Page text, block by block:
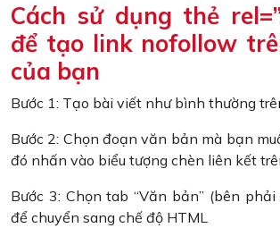
Cách sử dụng thẻ
để tạo link nofollow
của bạn
Bước 1: Tạo bài viết như bình thường
Bước 2: Chọn đoạn văn bản mà bạn
đó nhấn vào biểu tượng chèn liên kết
Bước 3: Chọn tab “Văn bản” (bên phải
để chuyển sang chế độ HTML